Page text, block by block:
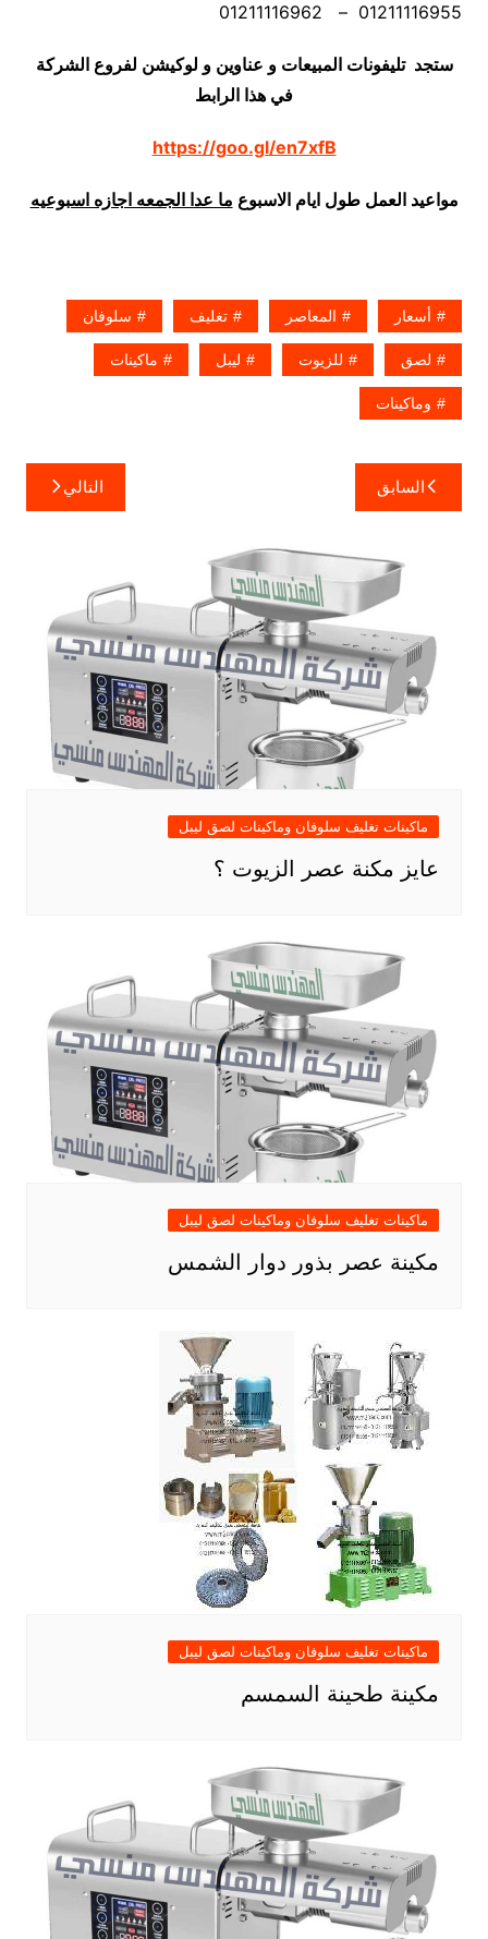
01211116955 – 01211116962
ستجد تليفونات المبيعات و عناوين و لوكيشن لفروع الشركة
في هذا الرابط
https://goo.gl/en7xfB
مواعيد العمل طول ايام الاسبوع ما عدا الجمعه اجازه اسبوعيه
أسعار المعاصر تغليف سلوفان
لصق للزيوت ليبل ماكينات
وماكينات
تصفّح
المقالات
السابق التالي
ماكينات تغليف سلوفان وماكينات لصق ليبل
عايز مكنة عصر الزيوت ؟
ماكينات تغليف سلوفان وماكينات لصق ليبل
مكينة عصر بذور دوار الشمس
ماكينات تغليف سلوفان وماكينات لصق ليبل
مكينة طحينة السمسم